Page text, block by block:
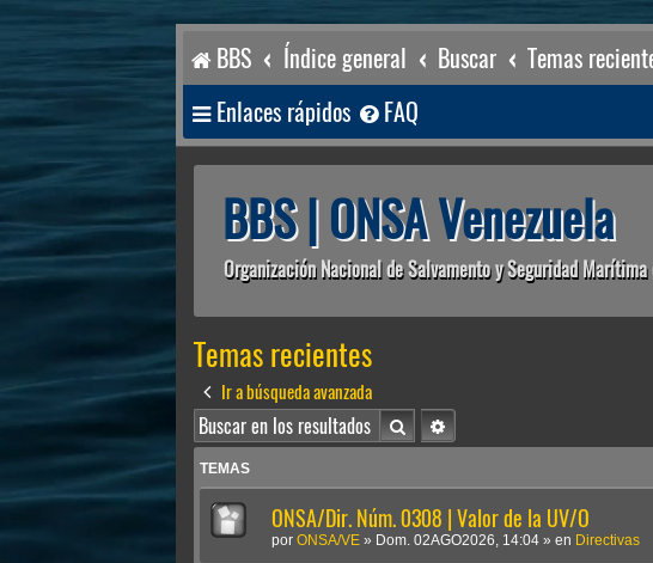
BBS Índice general Buscar Temas
Enlaces rápidos FAQ
BBS | ONSA Venezuela
Organización Nacional de Salvamento y Seguridad
Temas recientes
Ir a búsqueda avanzada
BuscarBúsqueda avanzada
TEMAS
ONSA/Dir. Núm. 0308 | Valor de la UV/O
por ONSA/VE » Dom. 02AGO2026, 14:04 » en Directivas